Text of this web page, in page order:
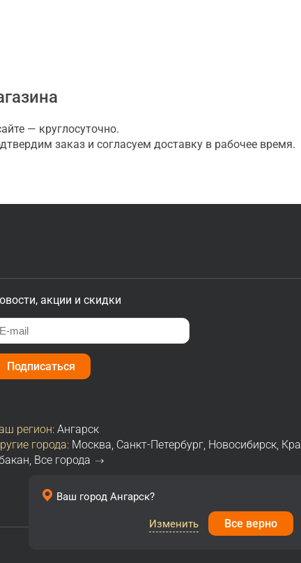
— круглосуточно.
заказ и согласуем доставку в рабочее время.
акции и скидки
Подписаться
регион: Ангарск
города: Москва, Санкт-Петербург, Новосибирск,
, Все города
Ваш город Ангарск?
Изменить Все верно